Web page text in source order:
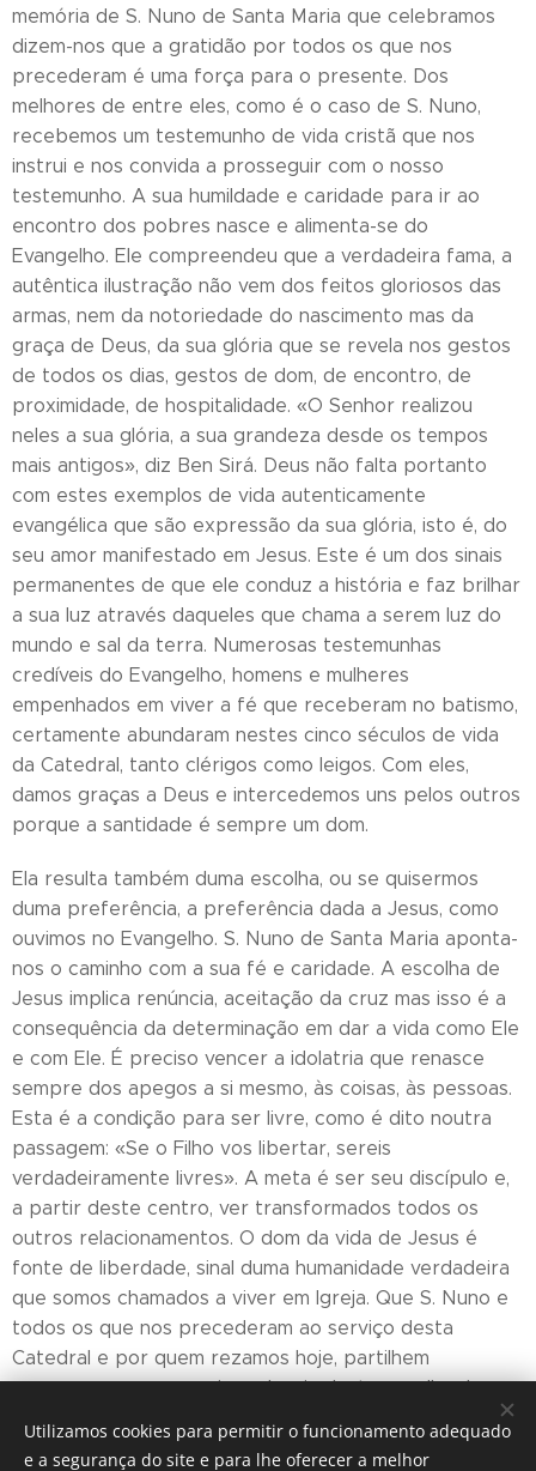
memória de S. Nuno de Santa Maria que celebramos
dizem-nos que a gratidão por todos os que nos
precederam é uma força para o presente. Dos
melhores de entre eles, como é o caso de S. Nuno,
recebemos um testemunho de vida cristã que nos
instrui e nos convida a prosseguir com o nosso
testemunho. A sua humildade e caridade para ir ao
encontro dos pobres nasce e alimenta-se do
Evangelho. Ele compreendeu que a verdadeira fama, a
autêntica ilustração não vem dos feitos gloriosos das
armas, nem da notoriedade do nascimento mas da
graça de Deus, da sua glória que se revela nos gestos
de todos os dias, gestos de dom, de encontro, de
proximidade, de hospitalidade. «O Senhor realizou
neles a sua glória, a sua grandeza desde os tempos
mais antigos», diz Ben Sirá. Deus não falta portanto
com estes exemplos de vida autenticamente
evangélica que são expressão da sua glória, isto é, do
seu amor manifestado em Jesus. Este é um dos sinais
permanentes de que ele conduz a história e faz brilhar
a sua luz através daqueles que chama a serem luz do
mundo e sal da terra. Numerosas testemunhas
credíveis do Evangelho, homens e mulheres
empenhados em viver a fé que receberam no batismo,
certamente abundaram nestes cinco séculos de vida
da Catedral, tanto clérigos como leigos. Com eles,
damos graças a Deus e intercedemos uns pelos outros
porque a santidade é sempre um dom.
Ela resulta também duma escolha, ou se quisermos
duma preferência, a preferência dada a Jesus, como
ouvimos no Evangelho. S. Nuno de Santa Maria aponta-
nos o caminho com a sua fé e caridade. A escolha de
Jesus implica renúncia, aceitação da cruz mas isso é a
consequência da determinação em dar a vida como Ele
e com Ele. É preciso vencer a idolatria que renasce
sempre dos apegos a si mesmo, às coisas, às pessoas.
Esta é a condição para ser livre, como é dito noutra
passagem: «Se o Filho vos libertar, sereis
verdadeiramente livres». A meta é ser seu discípulo e,
a partir deste centro, ver transformados todos os
outros relacionamentos. O dom da vida de Jesus é
fonte de liberdade, sinal duma humanidade verdadeira
que somos chamados a viver em Igreja. Que S. Nuno e
todos os que nos precederam ao serviço desta
Catedral e por quem rezamos hoje, partilhem
connosco, uma vez mais, a alegria desta escolha do
Utilizamos cookies para permitir o funcionamento adequado
e a segurança do site e para lhe oferecer a melhor